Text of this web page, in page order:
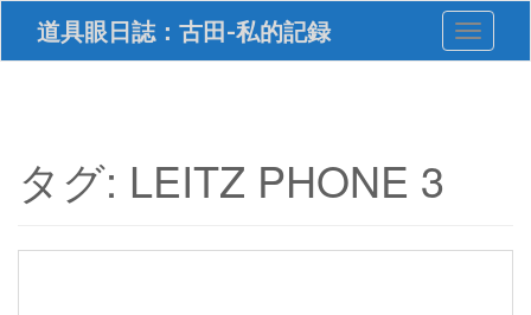
i
道具眼日誌：古田-私的記録 Toggle
タグ: LEITZ PHONE 3